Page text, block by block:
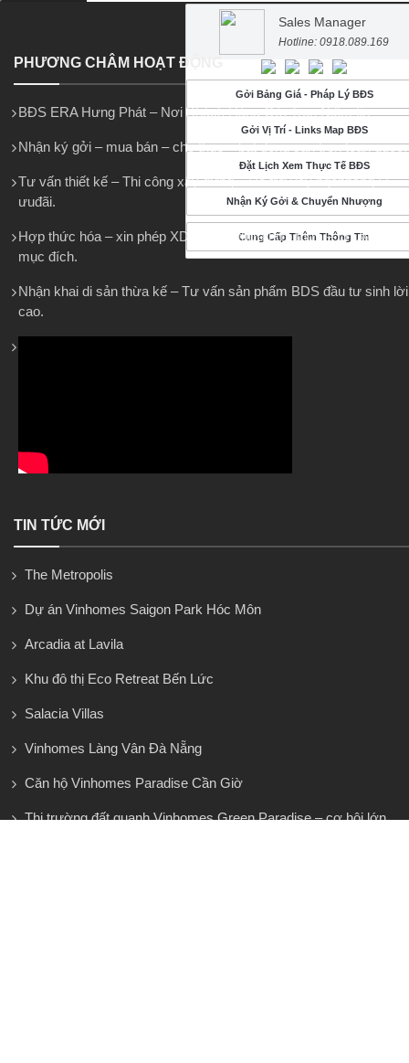
Sales Manager
Hotline: 0918.089.169
Gởi Bảng Giá - Pháp Lý BĐS
Gởi Vị Trí - Links Map BĐS
Đặt Lịch Xem Thực Tế BĐS
Nhận Ký Gởi & Chuyển Nhượng
Cung Cấp Thêm Thông Tin
PHƯƠNG CHÂM HOẠT ĐỘNG
BĐS ERA Hưng Phát – Nơi Khách Hàng Gởi Trọn Niềm tin
Nhận ký gởi – mua bán – cho thuê – bất động sản trên toàn quốc.
Tư vấn thiết kế – Thi công xây dựng – Hỗ trợ vay ngânhàng LS
ưuđãi.
Hợp thức hóa – xin phép XD – Tách thửa hợp thửa – chuyển
mục đích.
Nhận khai di sản thừa kế – Tư vấn sản phẩm BDS đầu tư sinh lời
cao.
TIN TỨC MỚI
The Metropolis
Dự án Vinhomes Saigon Park Hóc Môn
Arcadia at Lavila
Khu đô thị Eco Retreat Bến Lức
Salacia Villas
Vinhomes Làng Vân Đà Nẵng
Căn hộ Vinhomes Paradise Cần Giờ
Thị trường đất quanh Vinhomes Green Paradise – cơ hội lớn